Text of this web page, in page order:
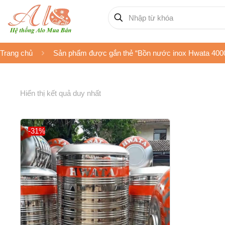
Trang chủ Sản phẩm được gắn thẻ “Bồn nước inox Hwata
Hiển thị kết quả duy nhất
-31%